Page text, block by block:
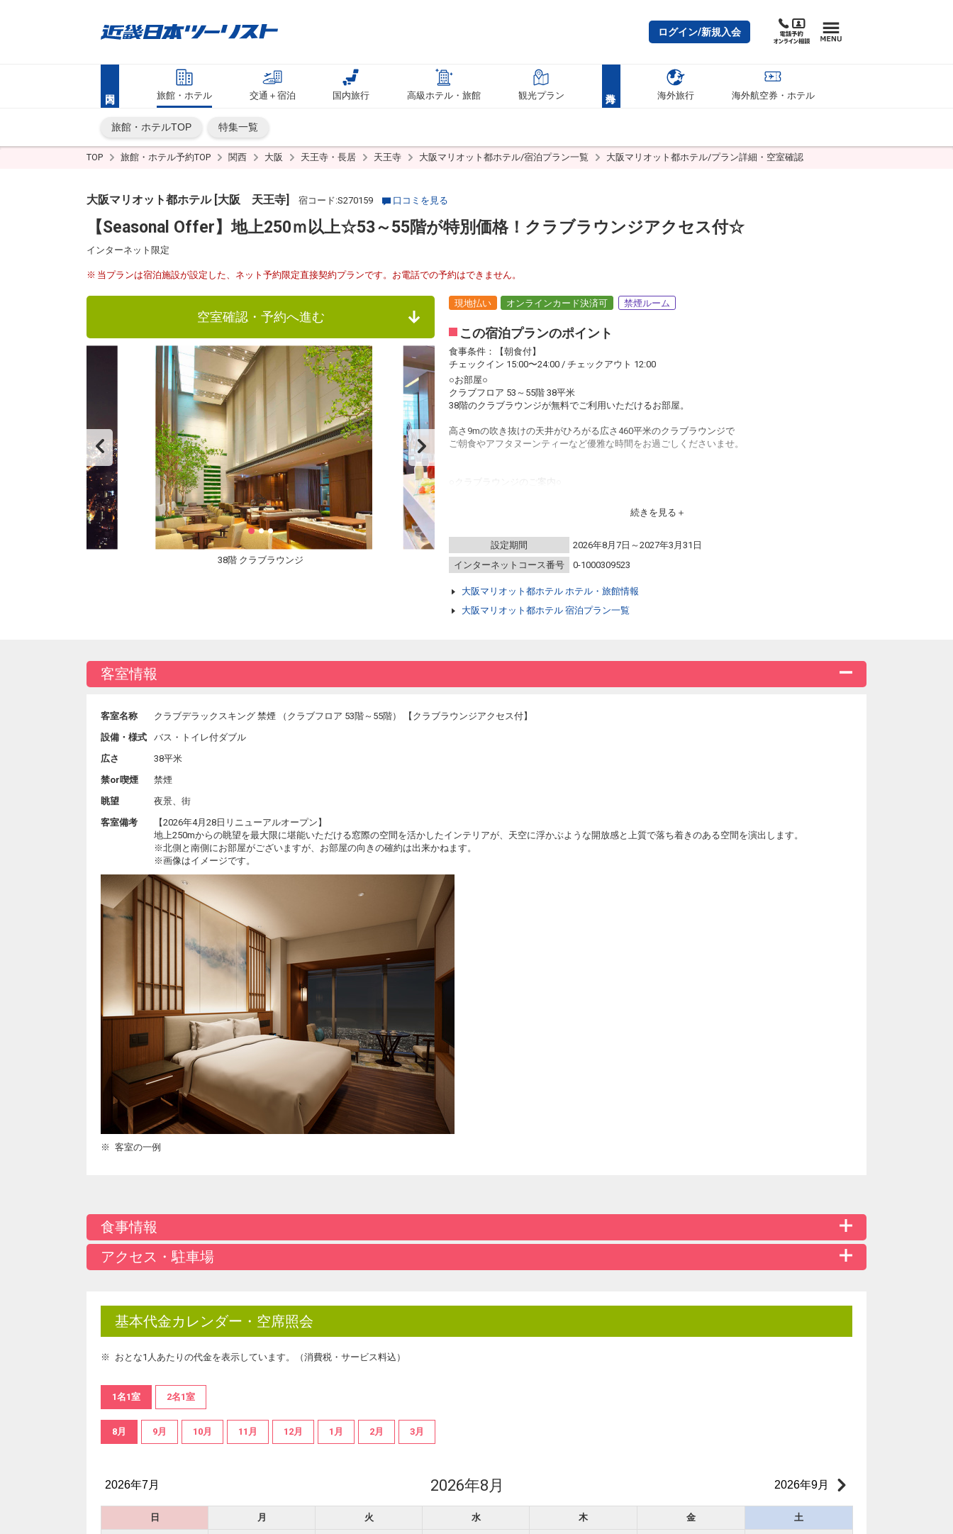
ログイン/新規入会
旅館・ホテル 交通＋宿泊 国内旅行 高級ホテル・旅館 観光プラン 海外旅行 海外航空券・ホテル
旅館・ホテルTOP 特集一覧
TOP 旅館・ホテル予約TOP 関西 大阪 天王寺・長居 天王寺 大阪マリオット都ホテル/宿泊プラン一覧 大阪マリオット都ホテル/プラン詳細・空室確認
大阪マリオット都ホテル [大阪 天王寺] 宿コード:S270159 口コミを見る
【Seasonal Offer】地上250ｍ以上☆53～55階が特別価格！クラブラウンジアクセス付☆
インターネット限定
当プランは宿泊施設が設定した、ネット予約限定直接契約プランです。お電話での予約はできません。
空室確認・予約へ進む
38階 クラブラウンジ
現地払い オンラインカード決済可 禁煙ルーム
この宿泊プランのポイント
食事条件：【朝食付】
チェックイン 15:00〜24:00 / チェックアウト 12:00
○お部屋○
クラブフロア 53～55階 38平米
38階のクラブラウンジが無料でご利用いただけるお部屋。
高さ9mの吹き抜けの天井がひろがる広さ460平米のクラブラウンジで
ご朝食やアフタヌーンティーなど優雅な時間をお過ごしくださいませ。
＜フードプレゼンテーション（セルフサービス）＞
○ご朝食 6:30～ 7:00（コンチネンタルブレックファスト）
○ティータイム 10:00～14:30
○アフタヌーンティー 14:30～17:00
※小学生以下のお子様のご利用は17:30までとさせいただきます。
※営業時間、サービス内容は予告なく変更となる場合がございます。
続きを見る
設定期間
2026年8月7日～2027年3月31日
インターネットコース番号
0-1000309523
大阪マリオット都ホテル ホテル・旅館情報
大阪マリオット都ホテル 宿泊プラン一覧
客室情報
客室名称
クラブデラックスキング 禁煙 （クラブフロア 53階～55階） 【クラブラウンジアクセス付】
設備・様式
バス・トイレ付ダブル
広さ
38平米
禁or喫煙
禁煙
眺望
夜景、街
客室備考
【2026年4月28日リニューアルオープン】
地上250mからの眺望を最大限に堪能いただける窓際の空間を活かしたインテリアが、天空に浮かぶような開放感と上質で落ち着きのある空間を演出します。
※北側と南側にお部屋がございますが、お部屋の向きの確約は出来かねます。
※画像はイメージです。
客室の一例
食事情報
アクセス・駐車場
基本代金カレンダー・空席照会
おとな1人あたりの代金を表示しています。（消費税・サービス料込）
1名1室 2名1室
8月 9月 10月 11月 12月 1月 2月 3月
2026年7月 2026年8月 2026年9月
日 月 火 水 木 金 土